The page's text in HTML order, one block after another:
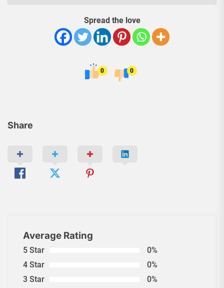
Share
Spread the love
0 0
Average Rating
5 Star
0%
4 Star
0%
3 Star
0%